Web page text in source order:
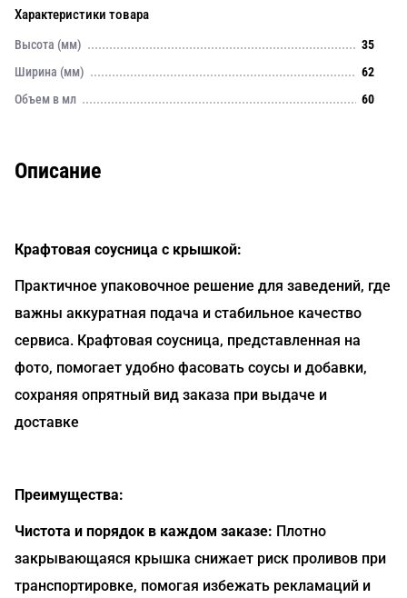
Характеристики товара
Высота (мм)
35
Ширина (мм)
62
Объем в мл
60
Описание
Крафтовая соусница с крышкой:
Практичное упаковочное решение для заведений, где
важны аккуратная подача и стабильное качество
сервиса. Крафтовая соусница, представленная на
фото, помогает удобно фасовать соусы и добавки,
сохраняя опрятный вид заказа при выдаче и
доставке
Преимущества:
Чистота и порядок в каждом заказе: Плотно
закрывающаяся крышка снижает риск проливов при
транспортировке, помогая избежать рекламаций и